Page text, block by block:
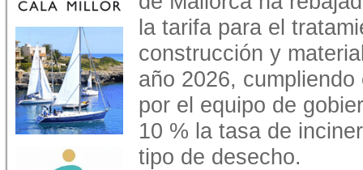
la tarifa para el
construcción y
año 2026,
por el equipo de
10 % la tasa de
tipo de desecho.